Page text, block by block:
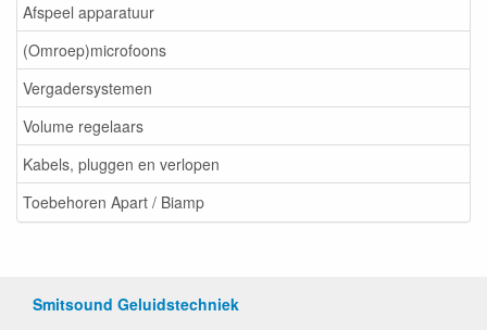
Afspeel apparatuur
(Omroep)microfoons
Vergadersystemen
Volume regelaars
Kabels, pluggen en verlopen
Toebehoren Apart / Biamp
Smitsound Geluidstechniek